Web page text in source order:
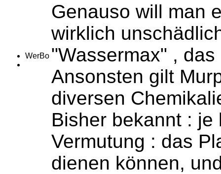
WerBo
Genauso will man
wirklich
"Wassermax" ,
Ansonsten gilt
diversen
Bisher bekannt :
Vermutung : das
dienen können,